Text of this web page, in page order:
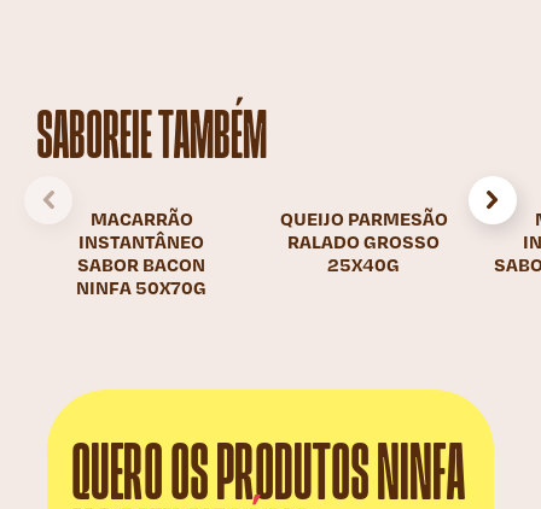
SABOREIE TAMBÉM
MACARRÃO
INSTANTÂNEO
SABOR BACON
NINFA 50X70G
QUEIJO PARMESÃO
RALADO GROSSO
25X40G
QUERO OS PRODUTOS NINFA